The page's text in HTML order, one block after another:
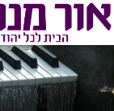
לתוכן